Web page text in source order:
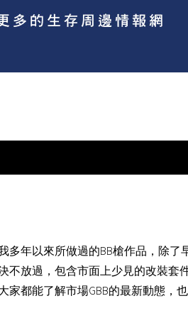
多年以來所做過的BB槍作品，除
不放過，包含市面上少見的改裝套
家都能了解市場GBB的最新動態，